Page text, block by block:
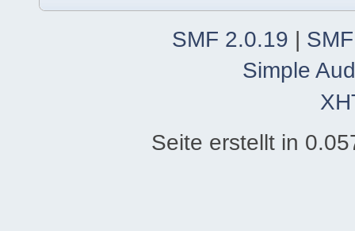
SMF 2.0.19
Simple
Seite erstellt in